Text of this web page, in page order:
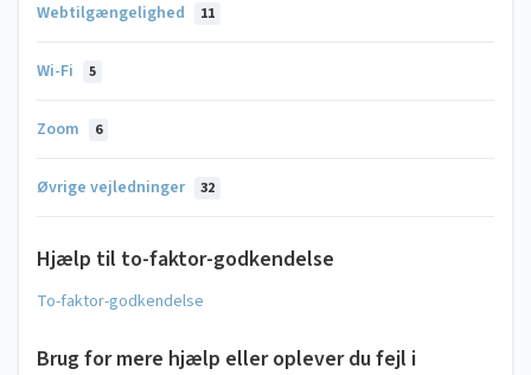
Webtilgængelighed 11
Wi-Fi 5
Zoom 6
Øvrige vejledninger 32
Hjælp til to-faktor-godkendelse
To-faktor-godkendelse
Brug for mere hjælp eller oplever du fejl i